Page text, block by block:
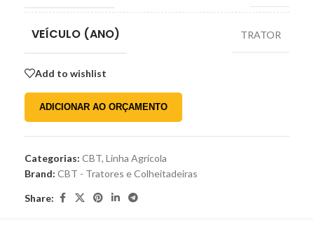
VEÍCULO (ANO) TRATOR
Add to wishlist
ADICIONAR AO ORÇAMENTO
Categorias: CBT, Linha Agrícola
Brand: CBT - Tratores e Colheitadeiras
Share: